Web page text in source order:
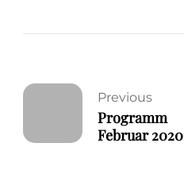
Previous
Programm
Februar 2020